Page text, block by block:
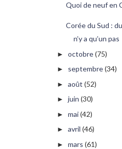
Quoi de neuf en
Corée du Sud :
n’y a qu’un pas
► octobre(75)
► septembre(34)
► août (52)
► juin (30)
► mai(42)
► avril (46)
► mars (61)